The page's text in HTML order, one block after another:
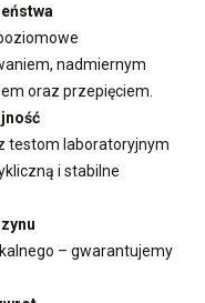
nadmiernym
oraz przepięciem.
testom laboratoryjnym
i stabilne
– gwarantujemy